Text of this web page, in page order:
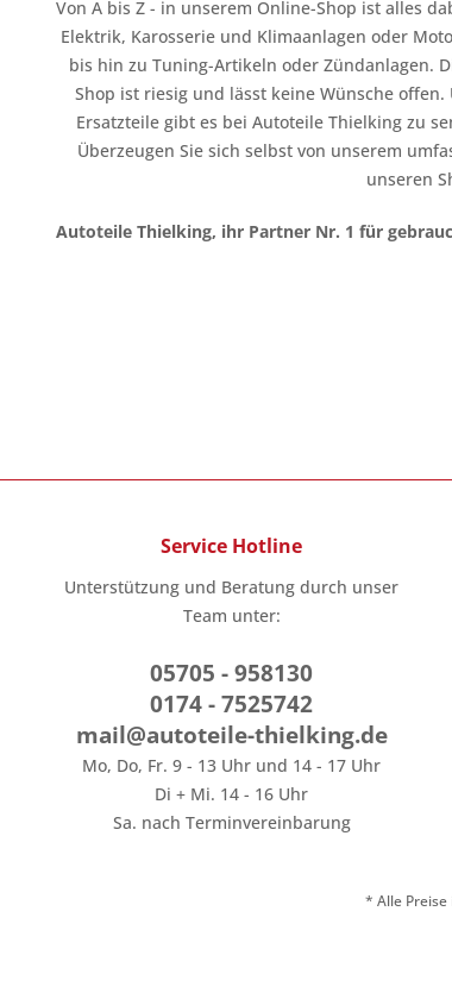
Service Hotline
Unterstützung und Beratung durch unser
Team unter:
05705 - 958130
0174 - 7525742
mail@autoteile-thielking.de
Mo, Do, Fr. 9 - 13 Uhr und 14 - 17 Uhr
Di + Mi. 14 - 16 Uhr
Sa. nach Terminvereinbarung
Von A bis Z - in unserem Online-Shop ist alles
Elektrik, Karosserie und Klimaanlagen oder
bis hin zu Tuning-Artikeln oder Zündanlagen.
Shop ist riesig und lässt keine Wünsche
Ersatzteile gibt es bei Autoteile Thielking zu
Überzeugen Sie sich selbst von unserem
unseren
Autoteile Thielking, ihr Partner Nr. 1 für
* Alle